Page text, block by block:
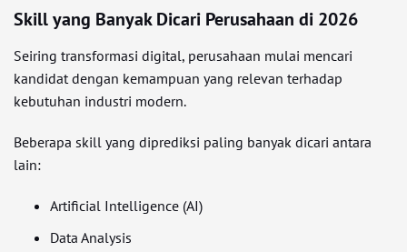
Skill yang Banyak Dicari Perusahaan di 2026
Seiring transformasi digital, perusahaan mulai mencari
kandidat dengan kemampuan yang relevan terhadap
kebutuhan industri modern.
Beberapa skill yang diprediksi paling banyak dicari antara
lain:
Artificial Intelligence (AI)
Data Analysis